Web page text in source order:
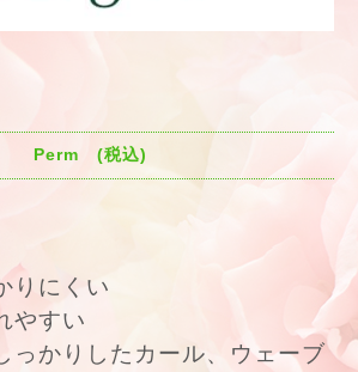
Perm (税込)
りにくい
やすい
っかりしたカール、ウェーブ